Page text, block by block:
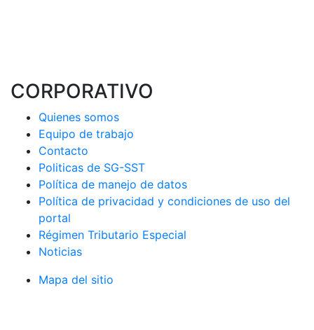
CORPORATIVO
Quienes somos
Equipo de trabajo
Contacto
Politicas de SG-SST
Política de manejo de datos
Política de privacidad y condiciones de uso del
portal
Régimen Tributario Especial
Noticias
Mapa del sitio